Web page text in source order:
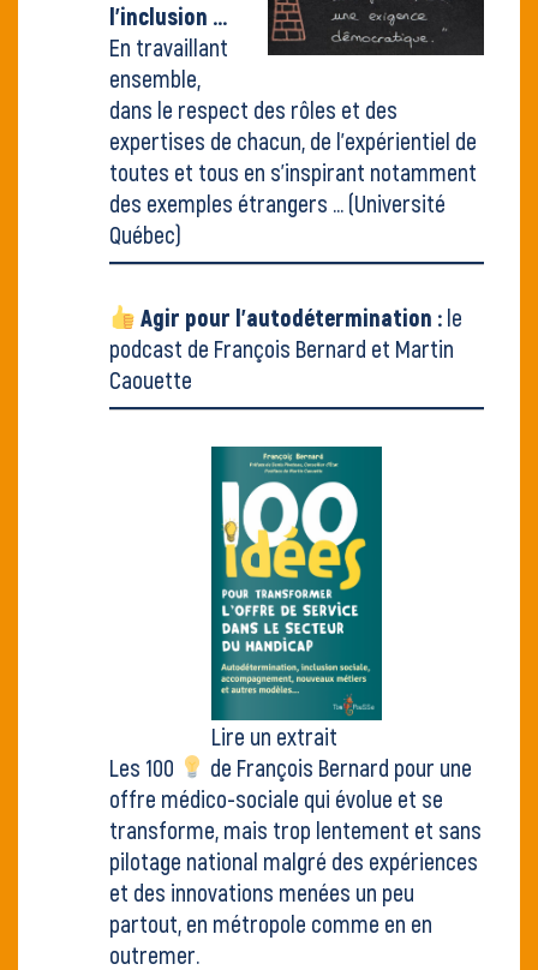
l'inclusion ...
En travaillant
ensemble,
dans le respect des rôles et des
expertises de chacun, de l'expérientiel de
toutes et tous en s'inspirant notamment
des exemples étrangers ... (Université
Québec)
Agir pour l'autodétermination : le
podcast de François Bernard et Martin
Caouette
Lire un extrait
Les 100
de François Bernard pour une
offre médico-sociale qui évolue et se
transforme, mais trop lentement et sans
pilotage national malgré des expériences
et des innovations menées un peu
partout, en métropole comme en en
outremer.